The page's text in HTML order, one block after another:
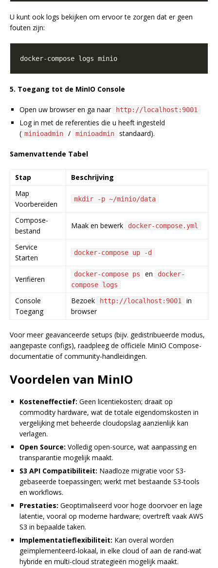
U kunt ook logs bekijken om ervoor te zorgen dat er geen
fouten zijn:
5. Toegang tot de MinIO Console
Open uw browser en ga naar http://localhost:9001
Log in met de referenties die u heeft ingesteld
( minioadmin / minioadmin standaard).
Samenvattende Tabel
Stap
Beschrijving
Map
Voorbereiden
mkdir -p ~/minio/data
Compose-
bestand
Maak en bewerk docker-compose.yml
Service
Starten
docker-compose up -d
Verifiëren
docker-compose ps en
docker-
compose logs
Console
Toegang
Bezoek http://localhost:9001
in
browser
Voor meer geavanceerde setups (bijv. gedistribueerde modus,
aangepaste configs), raadpleeg de officiële MinIO Compose-
documentatie of community-handleidingen.
Voordelen van MinIO
Kosteneffectief: Geen licentiekosten; draait op
commodity hardware, wat de totale eigendomskosten in
vergelijking met beheerde cloudopslag aanzienlijk kan
verlagen.
Open Source: Volledig open-source, wat aanpassing en
transparantie mogelijk maakt.
S3 API Compatibiliteit: Naadloze migratie voor S3-
gebaseerde toepassingen; werkt met bestaande S3-tools
en workflows.
Prestaties: Geoptimaliseerd voor hoge doorvoer en lage
latentie, vooral op moderne hardware; overtreft vaak AWS
S3 in bepaalde taken.
Implementatieflexibiliteit: Kan overal worden
geïmplementeerd-lokaal, in elke cloud of aan de rand-wat
hybride en multi-cloud strategieën mogelijk maakt.